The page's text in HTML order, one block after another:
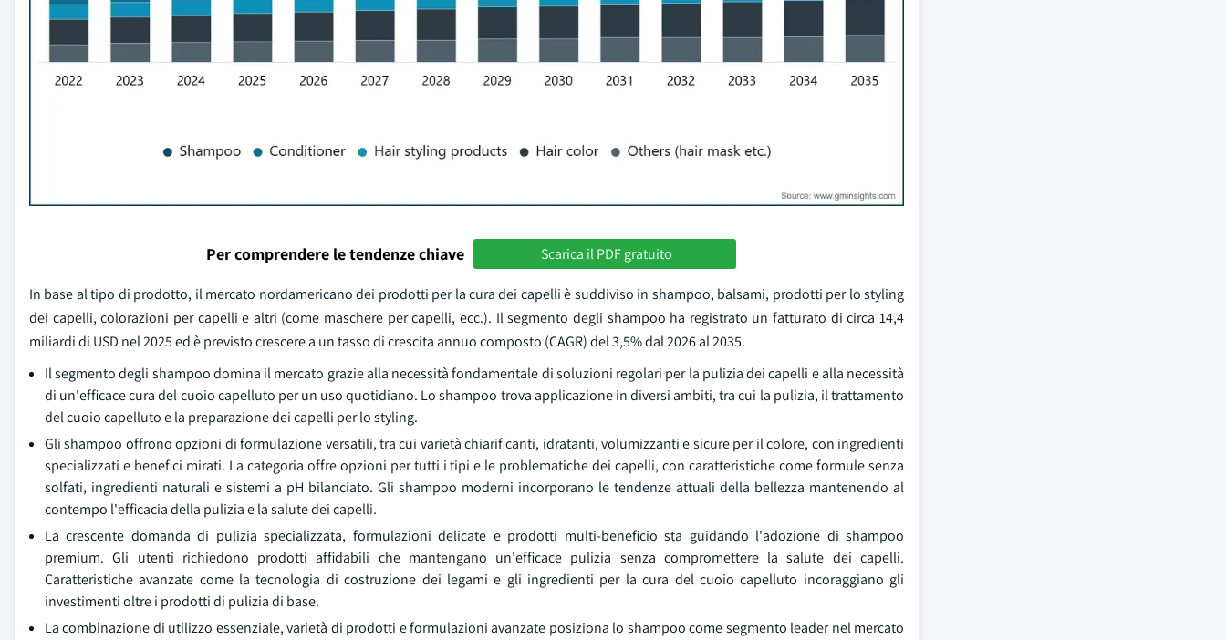
Per comprendere le tendenze chiave Scarica il PDF gratuito
In base al tipo di prodotto, il mercato nordamericano dei prodotti per la cura dei capelli è suddiviso in shampoo, balsami, prodotti per lo styling
dei capelli, colorazioni per capelli e altri (come maschere per capelli, ecc.). Il segmento degli shampoo ha registrato un fatturato di circa 14,4
miliardi di USD nel 2025 ed è previsto crescere a un tasso di crescita annuo composto (CAGR) del 3,5% dal 2026 al 2035.
Il segmento degli shampoo domina il mercato grazie alla necessità fondamentale di soluzioni regolari per la pulizia dei capelli e alla necessità
di un'efficace cura del cuoio capelluto per un uso quotidiano. Lo shampoo trova applicazione in diversi ambiti, tra cui la pulizia, il trattamento
del cuoio capelluto e la preparazione dei capelli per lo styling.
Gli shampoo offrono opzioni di formulazione versatili, tra cui varietà chiarificanti, idratanti, volumizzanti e sicure per il colore, con ingredienti
specializzati e benefici mirati. La categoria offre opzioni per tutti i tipi e le problematiche dei capelli, con caratteristiche come formule senza
solfati, ingredienti naturali e sistemi a pH bilanciato. Gli shampoo moderni incorporano le tendenze attuali della bellezza mantenendo al
contempo l'efficacia della pulizia e la salute dei capelli.
La crescente domanda di pulizia specializzata, formulazioni delicate e prodotti multi-beneficio sta guidando l'adozione di shampoo
premium. Gli utenti richiedono prodotti affidabili che mantengano un'efficace pulizia senza compromettere la salute dei capelli.
Caratteristiche avanzate come la tecnologia di costruzione dei legami e gli ingredienti per la cura del cuoio capelluto incoraggiano gli
investimenti oltre i prodotti di pulizia di base.
La combinazione di utilizzo essenziale, varietà di prodotti e formulazioni avanzate posiziona lo shampoo come segmento leader nel mercato